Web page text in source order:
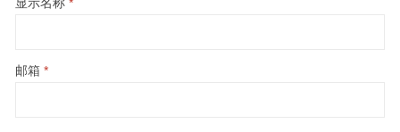
邮箱 *